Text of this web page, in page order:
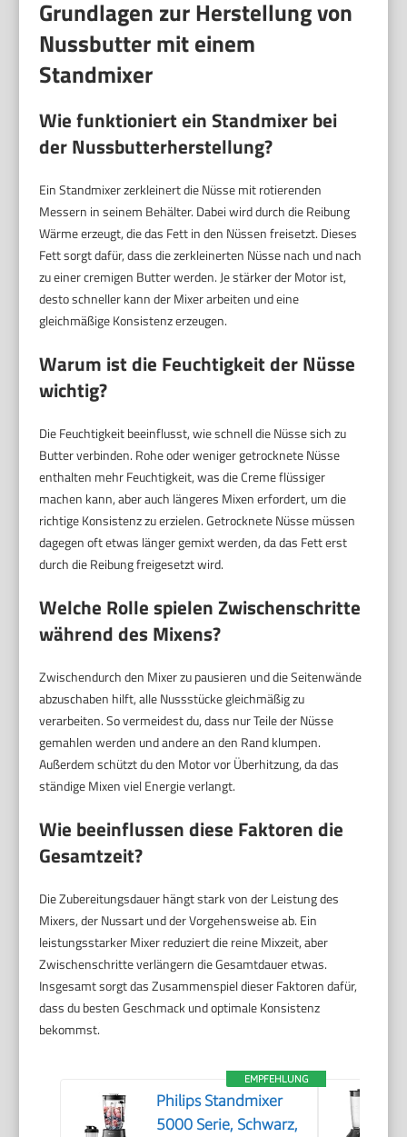
Grundlagen zur Herstellung von
Nussbutter mit einem
Standmixer
Wie funktioniert ein Standmixer bei
der Nussbutterherstellung?
Ein Standmixer zerkleinert die Nüsse mit rotierenden
Messern in seinem Behälter. Dabei wird durch die Reibung
Wärme erzeugt, die das Fett in den Nüssen freisetzt. Dieses
Fett sorgt dafür, dass die zerkleinerten Nüsse nach und nach
zu einer cremigen Butter werden. Je stärker der Motor ist,
desto schneller kann der Mixer arbeiten und eine
gleichmäßige Konsistenz erzeugen.
Warum ist die Feuchtigkeit der Nüsse
wichtig?
Die Feuchtigkeit beeinflusst, wie schnell die Nüsse sich zu
Butter verbinden. Rohe oder weniger getrocknete Nüsse
enthalten mehr Feuchtigkeit, was die Creme flüssiger
machen kann, aber auch längeres Mixen erfordert, um die
richtige Konsistenz zu erzielen. Getrocknete Nüsse müssen
dagegen oft etwas länger gemixt werden, da das Fett erst
durch die Reibung freigesetzt wird.
Welche Rolle spielen Zwischenschritte
während des Mixens?
Zwischendurch den Mixer zu pausieren und die Seitenwände
abzuschaben hilft, alle Nussstücke gleichmäßig zu
verarbeiten. So vermeidest du, dass nur Teile der Nüsse
gemahlen werden und andere an den Rand klumpen.
Außerdem schützt du den Motor vor Überhitzung, da das
ständige Mixen viel Energie verlangt.
Wie beeinflussen diese Faktoren die
Gesamtzeit?
Die Zubereitungsdauer hängt stark von der Leistung des
Mixers, der Nussart und der Vorgehensweise ab. Ein
leistungsstarker Mixer reduziert die reine Mixzeit, aber
Zwischenschritte verlängern die Gesamtdauer etwas.
Insgesamt sorgt das Zusammenspiel dieser Faktoren dafür,
dass du besten Geschmack und optimale Konsistenz
bekommst.
EMPFEHLUNG
Philips Standmixer
5000 Serie, Schwarz,